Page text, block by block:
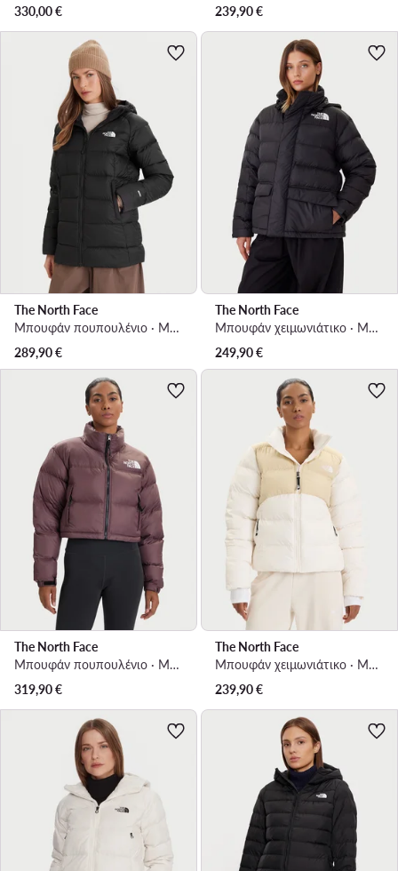
330,00€
239,90€
The North Face
Μπουφάν πουπουλένιο · Μαύρο
289,90€
The North Face
Μπουφάν χειμωνιάτικο · Μαύρο
249,90€
The North Face
Μπουφάν πουπουλένιο · Μωβ
319,90€
The North Face
Μπουφάν χειμωνιάτικο · Μπεζ
239,90€